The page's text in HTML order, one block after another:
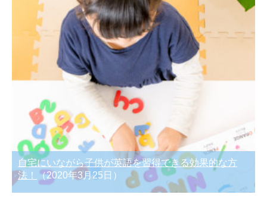
自宅にいながら子供が英語を習得できる効果的な方
法！
（2020年3月25日）